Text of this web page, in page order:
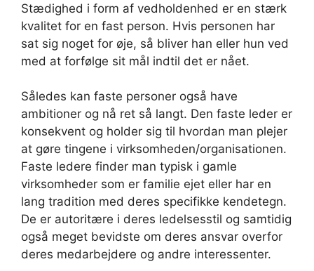
Stædighed i form af vedholdenhed er en stærk
kvalitet for en fast person. Hvis personen har
sat sig noget for øje, så bliver han eller hun ved
med at forfølge sit mål indtil det er nået.
Således kan faste personer også have
ambitioner og nå ret så langt. Den faste leder er
konsekvent og holder sig til hvordan man plejer
at gøre tingene i virksomheden/organisationen.
Faste ledere finder man typisk i gamle
virksomheder som er familie ejet eller har en
lang tradition med deres specifikke kendetegn.
De er autoritære i deres ledelsesstil og samtidig
også meget bevidste om deres ansvar overfor
deres medarbejdere og andre interessenter.